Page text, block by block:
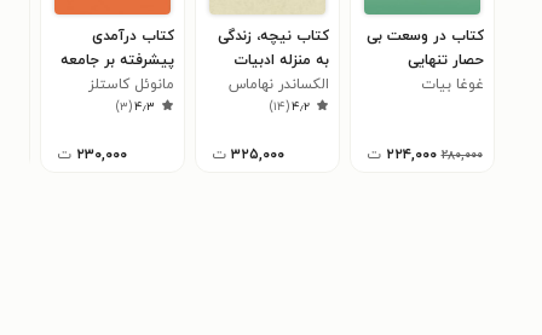
کتاب در وسعت بی
حصار تنهایی
غوغا بیات
۲۸۰,۰۰۰ ۲۲۴,۰۰۰ ت
کتاب نیچه، زندگی
به منزله ادبیات
الکساندر نهاماس
۴٫۲(۱۴)
۳۲۵,۰۰۰ ت
کتاب درآمدی
پیشرفته بر جامعه
دیجیتال
مانوئل کاستلز
۴٫۳(۳)
۲۳۰,۰۰۰ ت